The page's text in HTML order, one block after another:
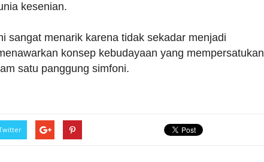
kesenian.
sangat menarik karena tidak sekadar menjadi
konsep kebudayaan yang mempersatukan
satu panggung simfoni.